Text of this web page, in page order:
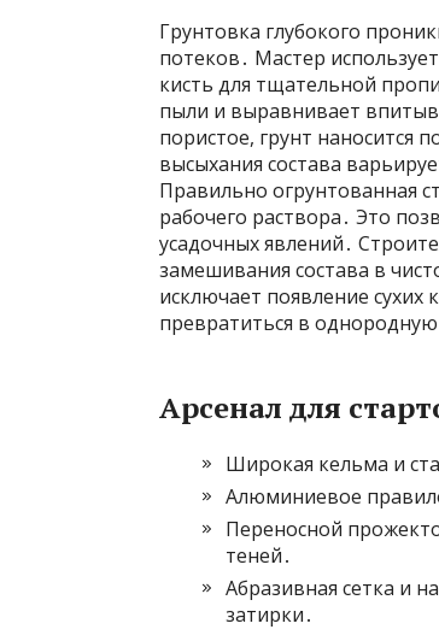
Грунтовка глубокого
потеков․ Мастер
кисть для тщательной
пыли и выравнивает
пористое, грунт наносится
высыхания состава
Правильно огрунтованная
рабочего раствора․ Это
усадочных явлений․
замешивания состава в
исключает появление
превратиться в
Арсенал для
Широкая кельма и
Алюминиевое
Переносной
теней․
Абразивная сетка и
затирки․